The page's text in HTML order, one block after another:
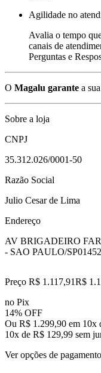
Agilidade no
Avalia o tempo
canais de
Perguntas e
O Magalu garante a
Sobre a loja
CNPJ
35.312.026/0001-50
Razão Social
Julio Cesar de Lima
Endereço
AV BRIGADEIRO
- SAO PAULO/SP
Preço R$ 1.117,91R$
no Pix
14% OFF
Ou R$ 1.299,90 em 10x
10x de R$ 129,99 sem
Ver opções de pagamento